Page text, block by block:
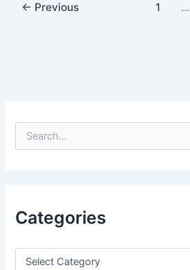
← Previous 1 …
e
f
r
Categories